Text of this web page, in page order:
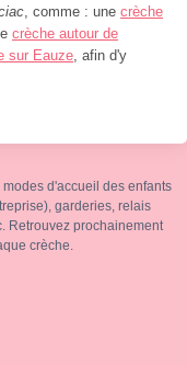
, comme : une crèche
crèche autour de
sur Eauze, afin d'y
d'accueil des enfants
garderies, relais
Retrouvez prochainement
crèche.